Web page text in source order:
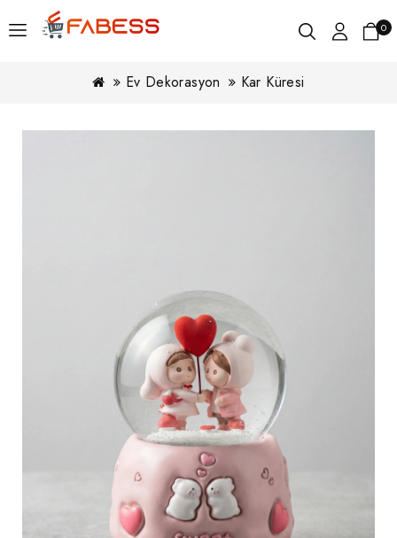
0
Ev Dekorasyon Kar Küresi